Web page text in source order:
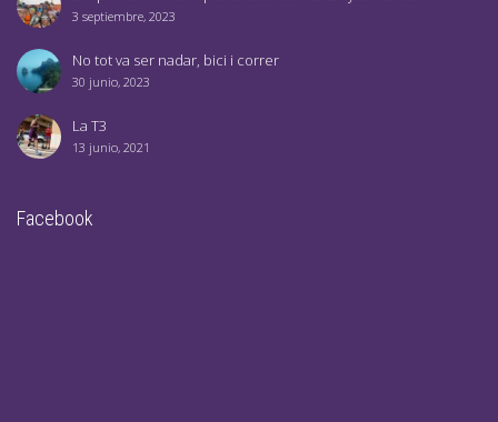
3 septiembre, 2023
No tot va ser nadar, bici i correr
30 junio, 2023
La T3
13 junio, 2021
Facebook